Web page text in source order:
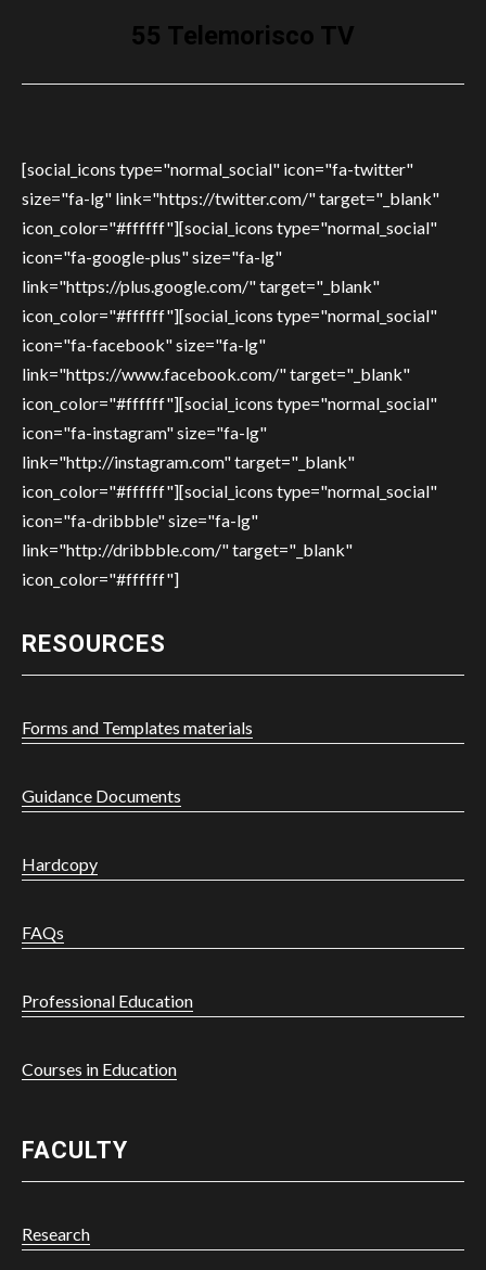
55 Telemorisco TV
[social_icons type="normal_social" icon="fa-twitter"
size="fa-lg" link="https://twitter.com/" target="_blank"
icon_color="#ffffff"][social_icons type="normal_social"
icon="fa-google-plus" size="fa-lg"
link="https://plus.google.com/" target="_blank"
icon_color="#ffffff"][social_icons type="normal_social"
icon="fa-facebook" size="fa-lg"
link="https://www.facebook.com/" target="_blank"
icon_color="#ffffff"][social_icons type="normal_social"
icon="fa-instagram" size="fa-lg"
link="http://instagram.com" target="_blank"
icon_color="#ffffff"][social_icons type="normal_social"
icon="fa-dribbble" size="fa-lg"
link="http://dribbble.com/" target="_blank"
icon_color="#ffffff"]
RESOURCES
Forms and Templates materials
Guidance Documents
Hardcopy
FAQs
Professional Education
Courses in Education
FACULTY
Research